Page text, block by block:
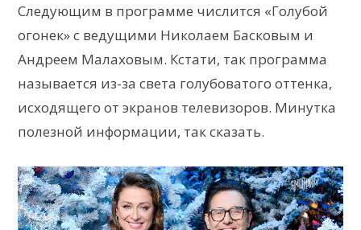
Следующим в программе числится «Голубой
огонек» с ведущими Николаем Басковым и
Андреем Малаховым. Кстати, так программа
называется из-за света голубоватого оттенка,
исходящего от экранов телевизоров. Минутка
полезной информации, так сказать.